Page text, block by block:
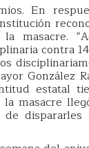
En
masacre.
contra
González
estatal
masacre